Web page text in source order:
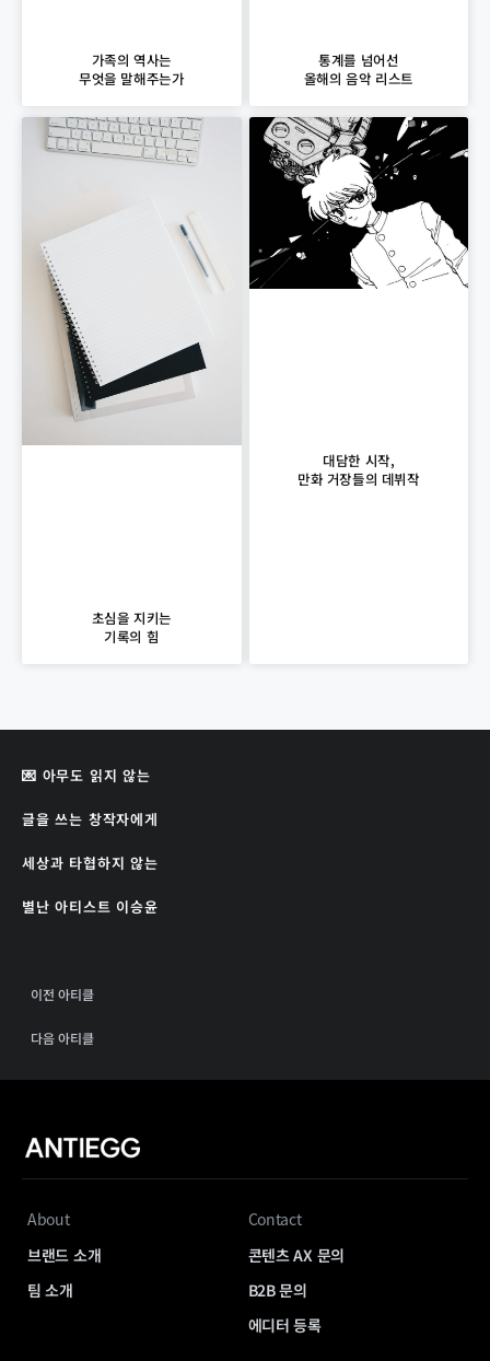
가족의 역사는
무엇을 말해주는가
통계를 넘어선
올해의 음악 리스트
초심을 지키는
기록의 힘
대담한 시작,
만화 거장들의 데뷔작
💌 아무도 읽지 않는
글을 쓰는 창작자에게
세상과 타협하지 않는
별난 아티스트 이승윤
이전 아티클
다음 아티클
About
브랜드 소개
팀 소개
Contact
콘텐츠 AX 문의
B2B 문의
에디터 등록